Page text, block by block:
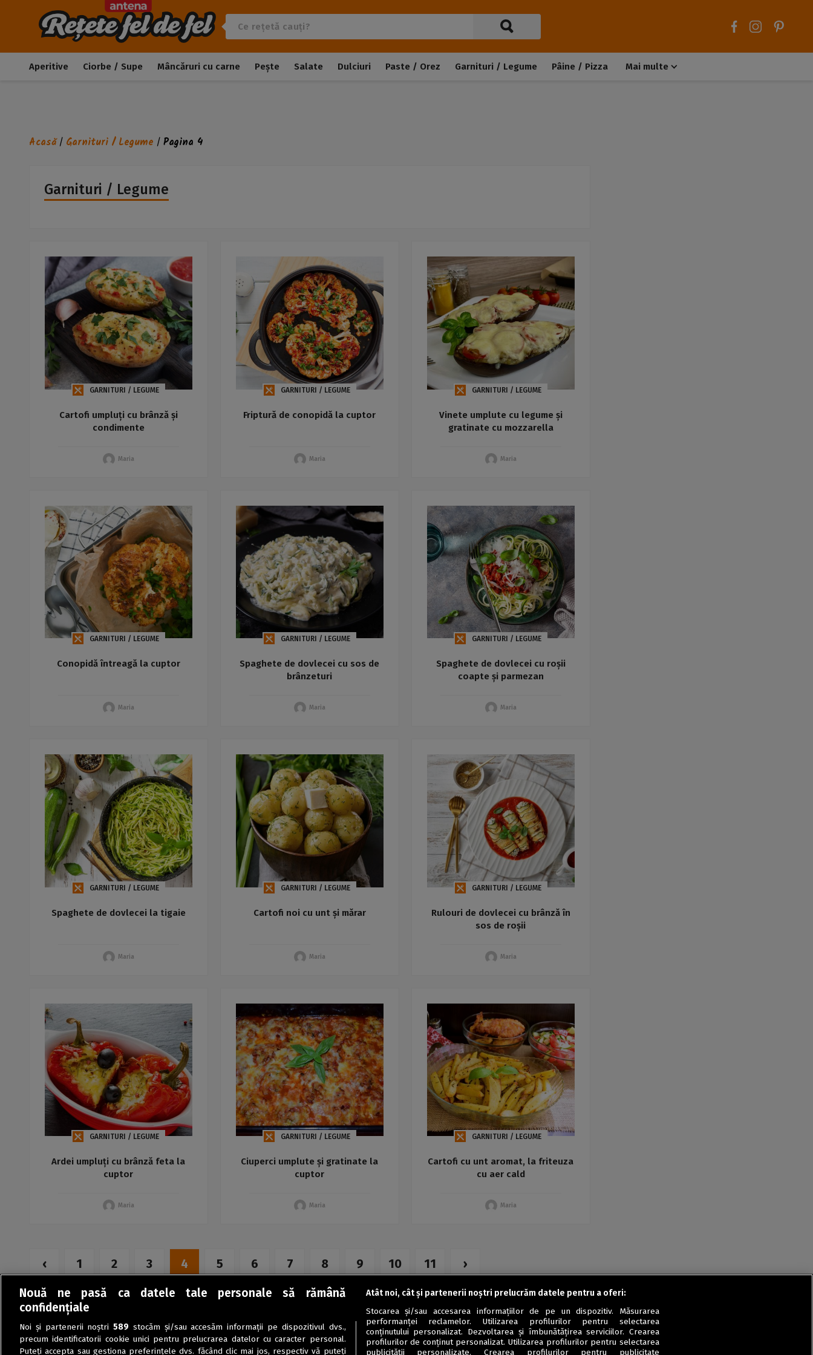
Aperitive Ciorbe / Supe Mâncăruri cu carne Pește Salate Dulciuri Paste / Orez Garnituri / Legume Pâine / Pizza Mai multe
Acasă/ Garnituri / Legume / Pagina 4
Garnituri / Legume
GARNITURI / LEGUME
Cartofi umpluți cu brânză și
condimente
Maria
GARNITURI / LEGUME
Friptură de conopidă la cuptor
Maria
GARNITURI / LEGUME
Vinete umplute cu legume și
gratinate cu mozzarella
Maria
GARNITURI / LEGUME
Conopidă întreagă la cuptor
Maria
GARNITURI / LEGUME
Spaghete de dovlecei cu sos de
brânzeturi
Maria
GARNITURI / LEGUME
Spaghete de dovlecei cu roșii
coapte și parmezan
Maria
GARNITURI / LEGUME
Spaghete de dovlecei la tigaie
Maria
GARNITURI / LEGUME
Cartofi noi cu unt și mărar
Maria
GARNITURI / LEGUME
Rulouri de dovlecei cu brânză în
sos de roșii
Maria
GARNITURI / LEGUME
Ardei umpluți cu brânză feta la
cuptor
Maria
GARNITURI / LEGUME
Ciuperci umplute și gratinate la
cuptor
Maria
GARNITURI / LEGUME
Cartofi cu unt aromat, la friteuza
cu aer cald
Maria
‹ 1 2 3 4 5 6 7 8 9 10 11 ›
Nouă ne pasă ca datele tale personale să rămână
confidențiale
Noi și partenerii noștri589 stocăm și/sau accesăm informații pe dispozitivul dvs.,
precum identificatorii cookie unici pentru prelucrarea datelor cu caracter personal.
Puteți accepta sau gestiona preferințele dvs. făcând clic mai jos, respectiv vă puteți
Atât noi, cât și partenerii noștri prelucrăm datele pentru a oferi:
Stocarea și/sau accesarea informațiilor de pe un dispozitiv. Măsurarea
performanței reclamelor. Utilizarea profilurilor pentru selectarea
conținutului personalizat. Dezvoltarea și îmbunătățirea serviciilor. Crearea
profilurilor de conținut personalizat. Utilizarea profilurilor pentru selectarea
publicității personalizate. Crearea profilurilor pentru publicitate